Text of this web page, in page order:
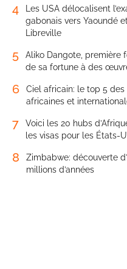
4
Les USA délocalisent
gabonais vers Yaoundé
Libreville
5
Aliko Dangote, première
de sa fortune à des
6
Ciel africain: le top 5
africaines et
7
Voici les 20 hubs
les visas pour les États-
8
Zimbabwe: découverte
millions d’années